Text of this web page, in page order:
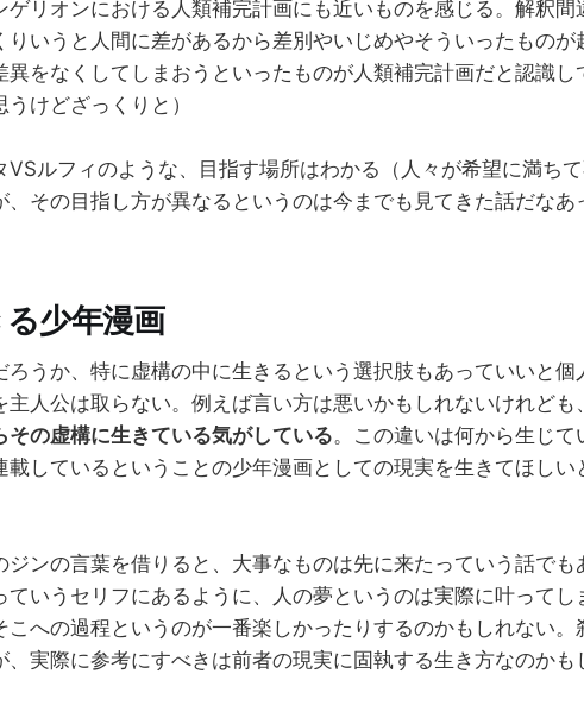
リオンにおける人類補完計画にも近いものを感じる。解釈間
りいうと人間に差があるから差別やいじめやそういったものが
異をなくしてしまおうといったものが人類補完計画だと認識し
けどざっくりと）
VSルフィのような、目指す場所はわかる（人々が希望に満ち
、その目指し方が異なるというのは今までも見てきた話だなあ
少年漫画
うか、特に虚構の中に生きるという選択肢もあっていいと個
人公は取らない。例えば言い方は悪いかもしれないけれども、
の虚構に生きている気がしている。この違いは何から生じて
しているということの少年漫画としての現実を生きてほしい
ジンの言葉を借りると、大事なものは先に来たっていう話でも
いうセリフにあるように、人の夢というのは実際に叶ってし
こへの過程というのが一番楽しかったりするのかもしれない。
実際に参考にすべきは前者の現実に固執する生き方なのかも